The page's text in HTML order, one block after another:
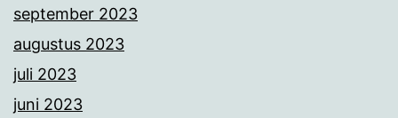
september 2023
augustus 2023
juli 2023
juni 2023